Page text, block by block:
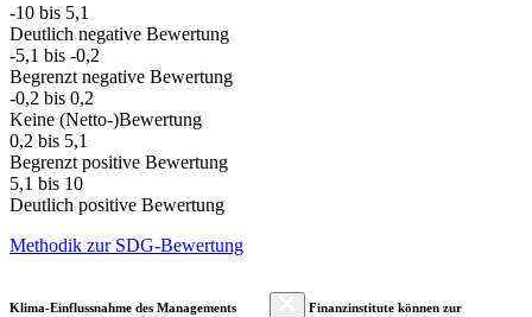
-10 bis 5,1
Deutlich negative Bewertung
-5,1 bis -0,2
Begrenzt negative Bewertung
-0,2 bis 0,2
Keine (Netto-)Bewertung
0,2 bis 5,1
Begrenzt positive Bewertung
5,1 bis 10
Deutlich positive Bewertung
Methodik zur SDG-Bewertung
Klima-Einflussnahme des Managements
Finanzinstitute können zur